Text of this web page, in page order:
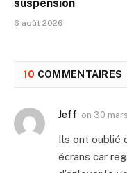
suspension
6 août 2026
10 COMMENTAIRES
Jeff on 30
Ils ont oublié
écrans car